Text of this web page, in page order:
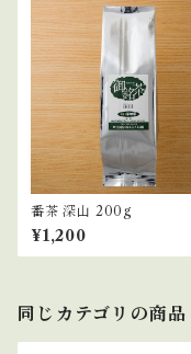
番茶 深山 200g
¥1,200
同じカテゴリの商品